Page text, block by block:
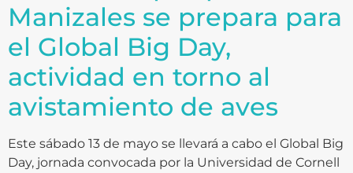
Manizales se prepara para
el Global Big Day,
actividad en torno al
avistamiento de aves
Este sábado 13 de mayo se llevará a cabo el Global Big
Day, jornada convocada por la Universidad de Cornell